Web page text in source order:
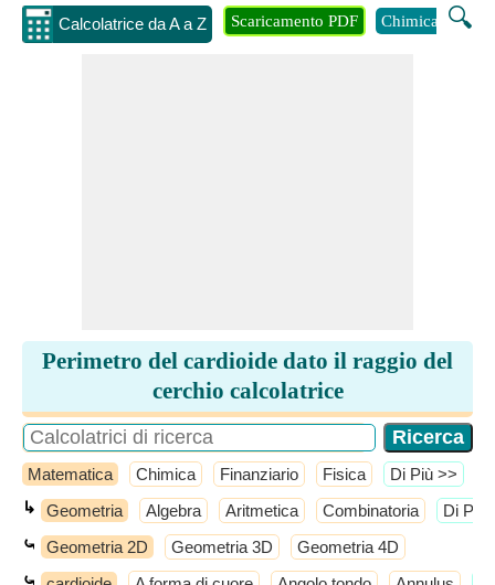
Calcolatrice da A a Z 🔍
Scaricamento PDF Chimica
Perimetro del cardioide dato il raggio del
cerchio calcolatrice
Matematica Chimica Finanziario Fisica ​Di Più >>
↳ Geometria Algebra Aritmetica Combinatoria ​Di Più
⤿ Geometria 2D Geometria 3D Geometria 4D
⤿